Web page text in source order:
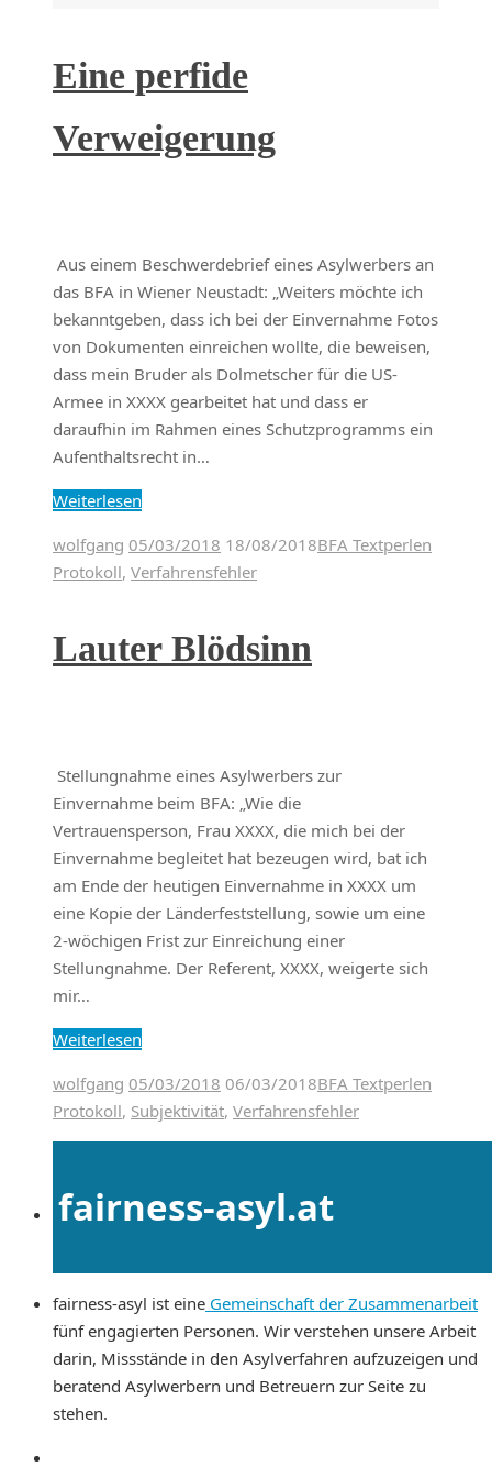
Eine perfide
Verweigerung
Aus einem Beschwerdebrief eines Asylwerbers an
das BFA in Wiener Neustadt: „Weiters möchte ich
bekanntgeben, dass ich bei der Einvernahme Fotos
von Dokumenten einreichen wollte, die beweisen,
dass mein Bruder als Dolmetscher für die US-
Armee in XXXX gearbeitet hat und dass er
daraufhin im Rahmen eines Schutzprogramms ein
Aufenthaltsrecht in…
Weiterlesen
wolfgang 05/03/2018 18/08/2018BFA Textperlen
Protokoll, Verfahrensfehler
Lauter Blödsinn
Stellungnahme eines Asylwerbers zur
Einvernahme beim BFA: „Wie die
Vertrauensperson, Frau XXXX, die mich bei der
Einvernahme begleitet hat bezeugen wird, bat ich
am Ende der heutigen Einvernahme in XXXX um
eine Kopie der Länderfeststellung, sowie um eine
2-wöchigen Frist zur Einreichung einer
Stellungnahme. Der Referent, XXXX, weigerte sich
mir…
Weiterlesen
wolfgang 05/03/2018 06/03/2018BFA Textperlen
Protokoll, Subjektivität, Verfahrensfehler
fairness-asyl.at
fairness-asyl ist eine Gemeinschaft der Zusammenarbeit
fünf engagierten Personen. Wir verstehen unsere Arbeit
darin, Missstände in den Asylverfahren aufzuzeigen und
beratend Asylwerbern und Betreuern zur Seite zu
stehen.